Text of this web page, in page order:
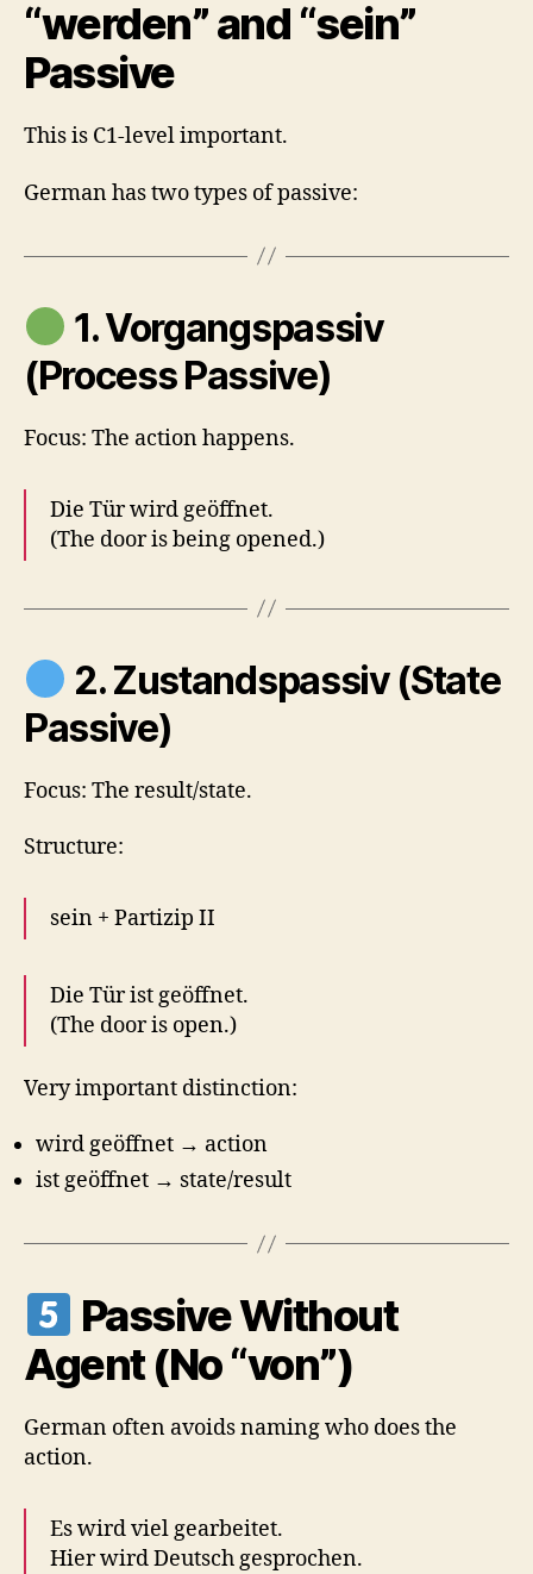
“werden” and “sein”
Passive
This is C1-level important.
German has two types of passive:
1. Vorgangspassiv
(Process Passive)
Focus: The action happens.
Die Tür wird geöffnet.
(The door is being opened.)
2. Zustandspassiv (State
Passive)
Focus: The result/state.
Structure:
sein + Partizip II
Die Tür ist geöffnet.
(The door is open.)
Very important distinction:
wird geöffnet → action
ist geöffnet → state/result
Passive Without
Agent (No “von”)
German often avoids naming who does the
action.
Es wird viel gearbeitet.
Hier wird Deutsch gesprochen.